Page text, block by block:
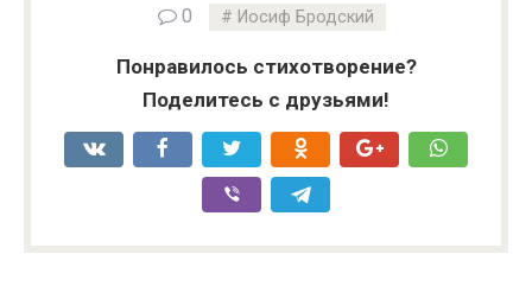
0 Иосиф Бродский
Понравилось стихотворение?
Поделитесь с друзьями!